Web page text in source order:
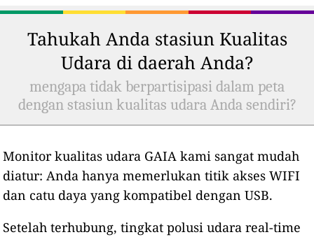
Tahukah Anda stasiun Kualitas
Udara di daerah Anda?
mengapa tidak berpartisipasi dalam peta
dengan stasiun kualitas udara Anda sendiri?
Monitor kualitas udara GAIA kami sangat mudah
diatur: Anda hanya memerlukan titik akses WIFI
dan catu daya yang kompatibel dengan USB.
Setelah terhubung, tingkat polusi udara real-time